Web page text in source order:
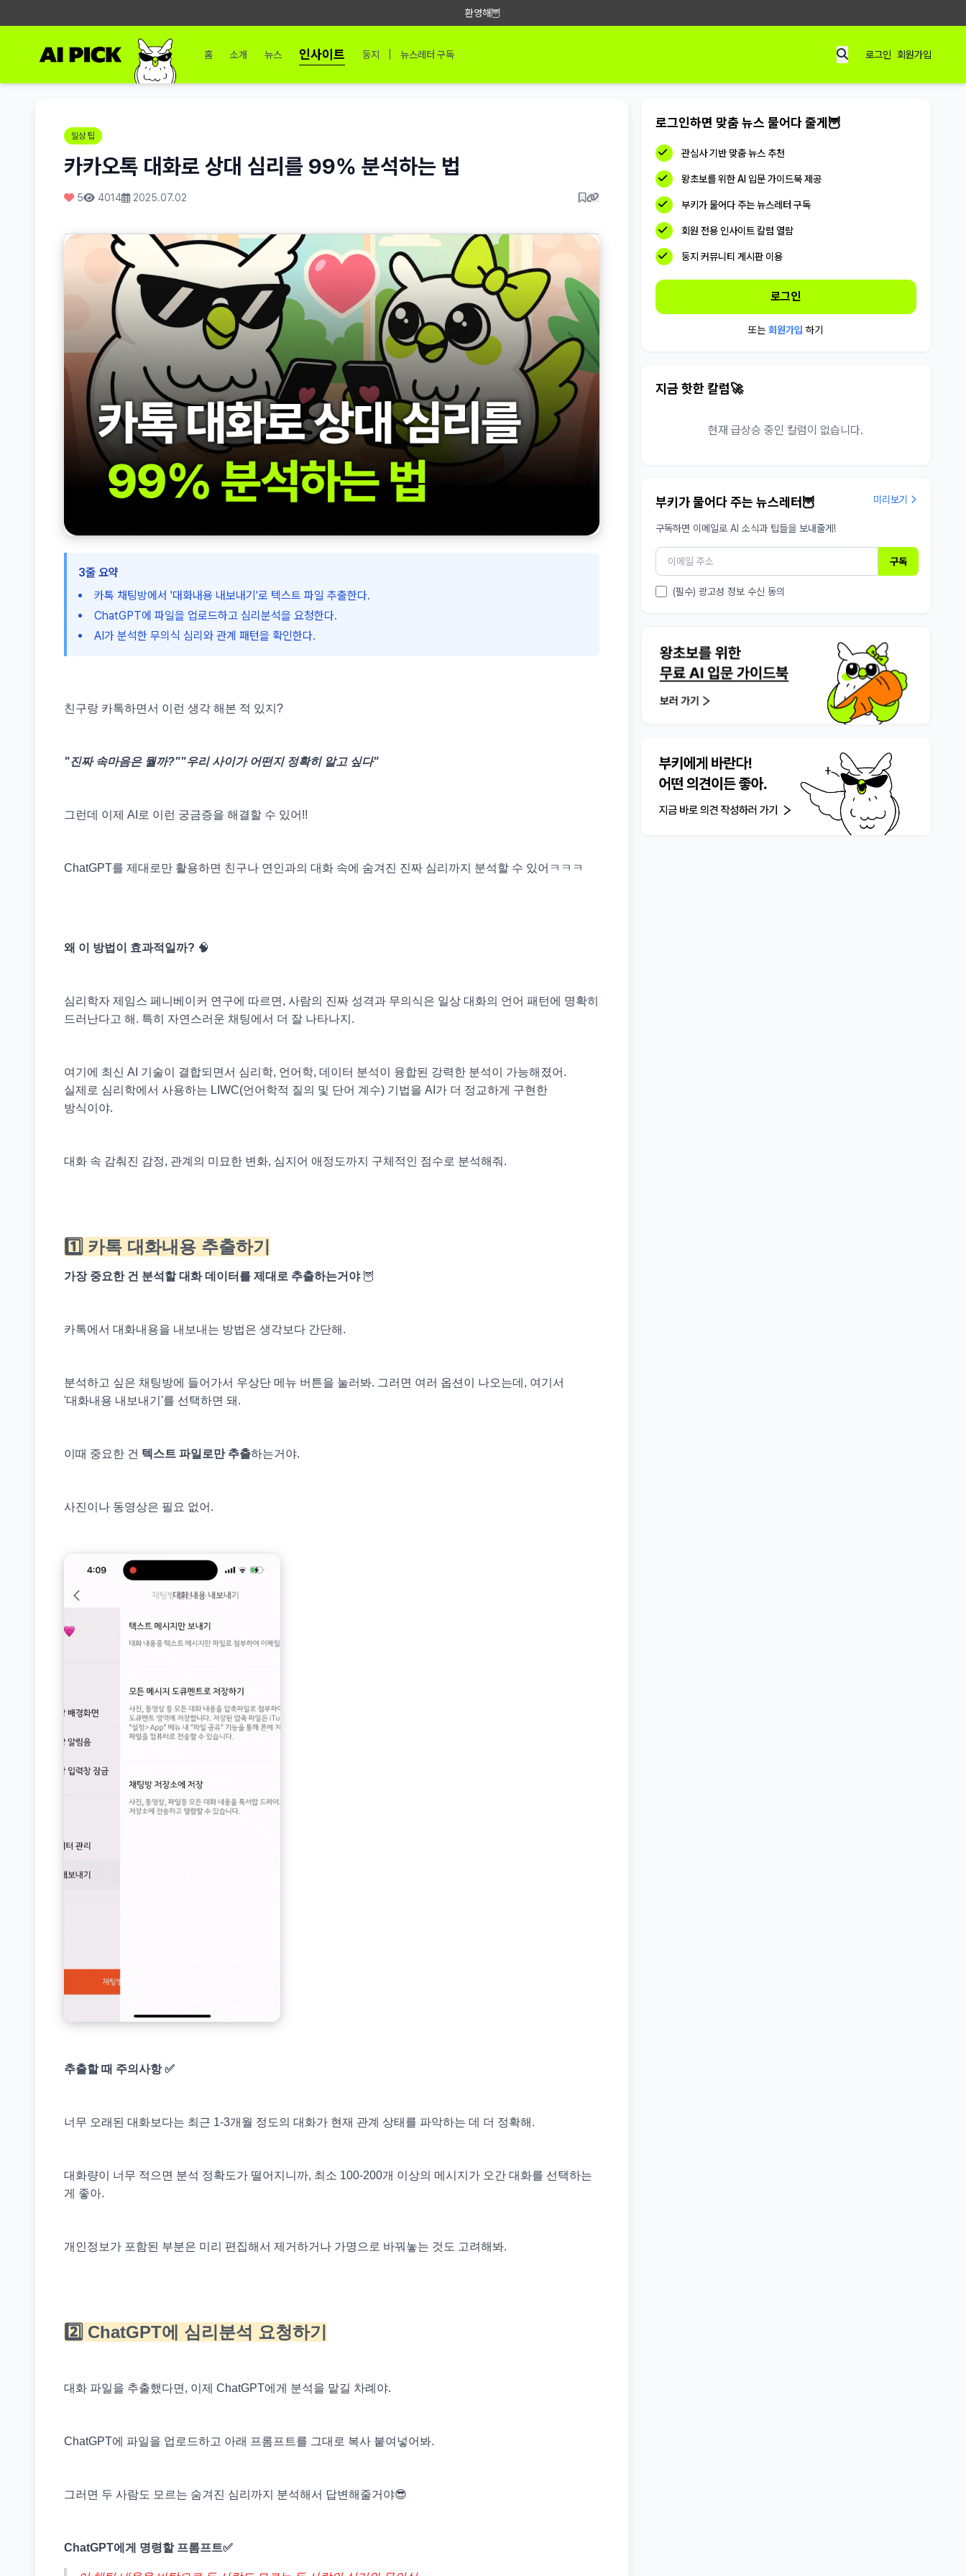
환영해🦉
홈 소개 뉴스 인사이트 둥지 뉴스레터 구독 로그인 회원가입
일상 팁
카카오톡 대화로 상대 심리를 99% 분석하는 법
5 4014 2025.07.02
3줄 요약
카톡 채팅방에서 '대화내용 내보내기'로 텍스트 파일 추출한다.
ChatGPT에 파일을 업로드하고 심리분석을 요청한다.
AI가 분석한 무의식 심리와 관계 패턴을 확인한다.
친구랑 카톡하면서 이런 생각 해본 적 있지?
"진짜 속마음은 뭘까?""우리 사이가 어떤지 정확히 알고 싶다"
그런데 이제 AI로 이런 궁금증을 해결할 수 있어!!
ChatGPT를 제대로만 활용하면 친구나 연인과의 대화 속에 숨겨진 진짜 심리까지 분석할 수 있어ㅋㅋㅋ
왜 이 방법이 효과적일까? 🧠
심리학자 제임스 페니베이커 연구에 따르면, 사람의 진짜 성격과 무의식은 일상 대화의 언어 패턴에 명확히
드러난다고 해. 특히 자연스러운 채팅에서 더 잘 나타나지.
여기에 최신 AI 기술이 결합되면서 심리학, 언어학, 데이터 분석이 융합된 강력한 분석이 가능해졌어.
실제로 심리학에서 사용하는 LIWC(언어학적 질의 및 단어 계수) 기법을 AI가 더 정교하게 구현한
방식이야.
대화 속 감춰진 감정, 관계의 미묘한 변화, 심지어 애정도까지 구체적인 점수로 분석해줘.
1️⃣ 카톡 대화내용 추출하기
가장 중요한 건 분석할 대화 데이터를 제대로 추출하는거야🦉
카톡에서 대화내용을 내보내는 방법은 생각보다 간단해.
분석하고 싶은 채팅방에 들어가서 우상단 메뉴 버튼을 눌러봐. 그러면 여러 옵션이 나오는데, 여기서
'대화내용 내보내기'를 선택하면 돼.
이때 중요한 건 텍스트 파일로만 추출하는거야.
사진이나 동영상은 필요 없어.
추출할 때 주의사항 ✅
너무 오래된 대화보다는 최근 1-3개월 정도의 대화가 현재 관계 상태를 파악하는 데 더 정확해.
대화량이 너무 적으면 분석 정확도가 떨어지니까, 최소 100-200개 이상의 메시지가 오간 대화를 선택하는
게 좋아.
개인정보가 포함된 부분은 미리 편집해서 제거하거나 가명으로 바꿔놓는 것도 고려해봐.
2️⃣ ChatGPT에 심리분석 요청하기
대화 파일을 추출했다면, 이제 ChatGPT에게 분석을 맡길 차례야.
ChatGPT에 파일을 업로드하고 아래 프롬프트를 그대로 복사 붙여넣어봐.
그러면 두 사람도 모르는 숨겨진 심리까지 분석해서 답변해줄거야😎
ChatGPT에게 명령할 프롬프트✅
로그인하면 맞춤 뉴스 물어다 줄게🦉
관심사 기반 맞춤 뉴스 추천
왕초보를 위한 AI 입문 가이드북 제공
부키가 물어다 주는 뉴스레터 구독
회원 전용 인사이트 칼럼 열람
둥지 커뮤니티 게시판 이용
로그인
또는회원가입 하기
지금 핫한 칼럼🚀
현재 급상승 중인 칼럼이 없습니다.
부키가 물어다 주는 뉴스레터🦉 미리보기
구독하면 이메일로 AI 소식과 팁들을 보내줄게!
구독
(필수) 광고성 정보 수신 동의